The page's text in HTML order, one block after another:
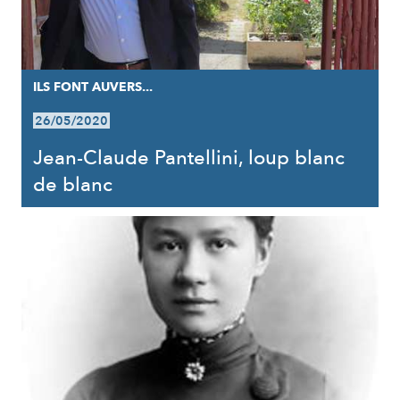
ILS FONT AUVERS...
26/05/2020
Jean-Claude Pantellini, loup blanc
de blanc